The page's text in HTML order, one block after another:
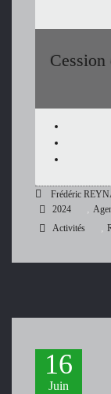
Cession
Frédéric
2024
,
Activités
,
16
Juin